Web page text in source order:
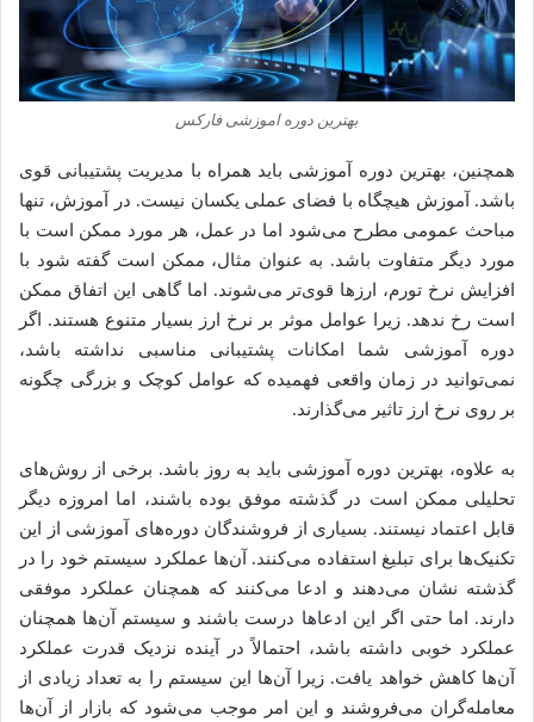
بهترین دوره اموزشی فارکس
همچنین، بهترین دوره آموزشی باید همراه با مدیریت پشتیبانی قوی
باشد. آموزش هیچگاه با فضای عملی یکسان نیست. در آموزش، تنها
مباحث عمومی مطرح می‌شود اما در عمل، هر مورد ممکن است با
مورد دیگر متفاوت باشد. به عنوان مثال، ممکن است گفته شود با
افزایش نرخ تورم، ارزها قوی‌تر می‌شوند. اما گاهی این اتفاق ممکن
است رخ ندهد. زیرا عوامل موثر بر نرخ ارز بسیار متنوع هستند. اگر
دوره آموزشی شما امکانات پشتیبانی مناسبی نداشته باشد،
نمی‌توانید در زمان واقعی فهمیده که عوامل کوچک و بزرگی چگونه
بر روی نرخ ارز تاثیر می‌گذارند.
به علاوه، بهترین دوره آموزشی باید به روز باشد. برخی از روش‌های
تحلیلی ممکن است در گذشته موفق بوده باشند، اما امروزه دیگر
قابل اعتماد نیستند. بسیاری از فروشندگان دوره‌های آموزشی از این
تکنیک‌ها برای تبلیغ استفاده می‌کنند. آن‌ها عملکرد سیستم خود را در
گذشته نشان می‌دهند و ادعا می‌کنند که همچنان عملکرد موفقی
دارند. اما حتی اگر این ادعاها درست باشند و سیستم آن‌ها همچنان
عملکرد خوبی داشته باشد، احتمالاً در آینده نزدیک قدرت عملکرد
آن‌ها کاهش خواهد یافت. زیرا آن‌ها این سیستم را به تعداد زیادی از
معامله‌گران می‌فروشند و این امر موجب می‌شود که بازار از آن‌ها